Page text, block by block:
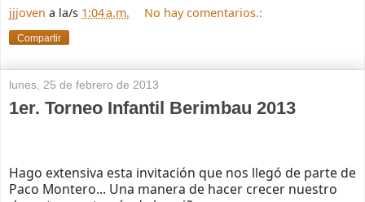
jjjoven a la/s 1:04 a.m. No hay comentarios.:
Compartir
lunes, 25 de febrero de 2013
1er. Torneo Infantil Berimbau 2013
Hago extensiva esta invitación que nos llegó de parte de
Paco Montero... Una manera de hacer crecer nuestro